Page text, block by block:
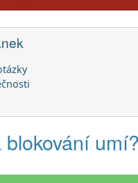
umí?